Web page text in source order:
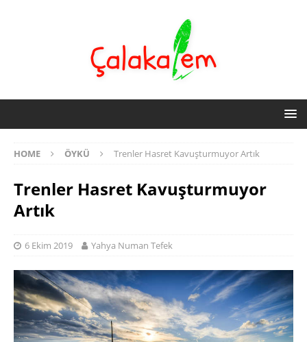
HOME ÖYKÜ Trenler Hasret Kavuşturmuyor Artık
Trenler Hasret Kavuşturmuyor
Artık
6 Ekim 2019 Yahya Numan Tefek